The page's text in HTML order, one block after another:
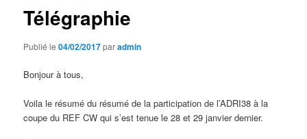
Télégraphie
Publié le04/02/2017paradmin
Bonjour à tous,
Voila le résumé du résumé de la participation de l’ADRI38 à la
coupe du REF CW qui s’est tenue le 28 et 29 janvier dernier.